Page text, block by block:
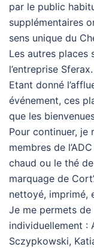
par le public
supplémentaires
sens unique du
Les autres places
l’entreprise
Etant donné
événement, ces
que les
Pour continuer, je
membres de
chaud ou le thé
marquage de
nettoyé, imprimé,
Je me permets
individuellement :
Sczypkowski,